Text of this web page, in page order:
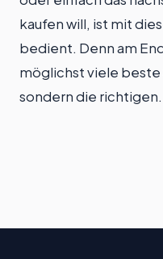
kaufen will, ist mit
bedient. Denn am
möglichst viele beste
sondern die richtigen.